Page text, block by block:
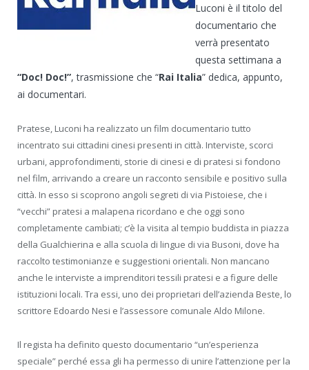
Luconi è il titolo del
documentario che
verrà presentato
questa settimana a
“Doc! Doc!”, trasmissione che “Rai Italia” dedica, appunto,
ai documentari.
Pratese, Luconi ha realizzato un film documentario tutto
incentrato sui cittadini cinesi presenti in città. Interviste, scorci
urbani, approfondimenti, storie di cinesi e di pratesi si fondono
nel film, arrivando a creare un racconto sensibile e positivo sulla
città. In esso si scoprono angoli segreti di via Pistoiese, che i
“vecchi” pratesi a malapena ricordano e che oggi sono
completamente cambiati; c’è la visita al tempio buddista in piazza
della Gualchierina e alla scuola di lingue di via Busoni, dove ha
raccolto testimonianze e suggestioni orientali. Non mancano
anche le interviste a imprenditori tessili pratesi e a figure delle
istituzioni locali. Tra essi, uno dei proprietari dell’azienda Beste, lo
scrittore Edoardo Nesi e l’assessore comunale Aldo Milone.
Il regista ha definito questo documentario “un’esperienza
speciale” perché essa gli ha permesso di unire l’attenzione per la